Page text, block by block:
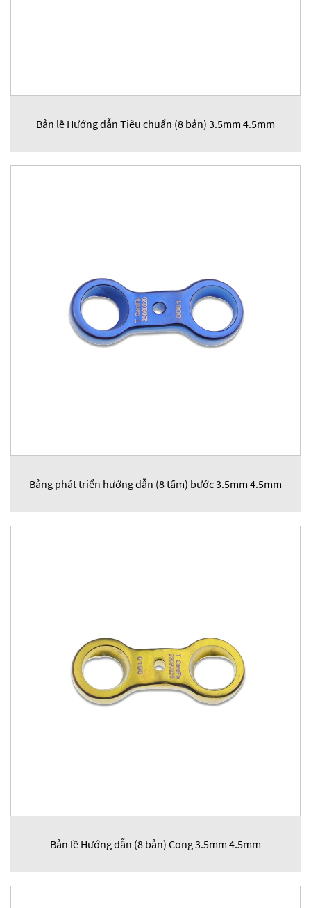
Bản lề Hướng dẫn Tiêu chuẩn (8 bản) 3.5mm 4.5mm
Bảng phát triển hướng dẫn (8 tấm) bước 3.5mm 4.5mm
Bản lề Hướng dẫn (8 bản) Cong 3.5mm 4.5mm